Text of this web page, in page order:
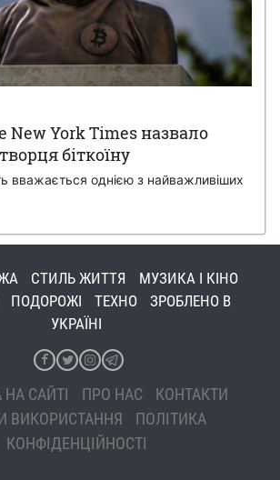
New York Times назвало
біткоїну
вважається однією з найважливіших
СТИЛЬ ЖИТТЯ
МУЗИКА І КІНО
ПОДОРОЖІ ТЕХНО
ЗРОБЛЕНО В
УКРАЇНІ
САЙТІ ПРО НАС
КОНТАКТИ
ВИКОРИСТАННЯ
ПОЛІТИКА
КОНФІДЕНЦІЙНОСТІ